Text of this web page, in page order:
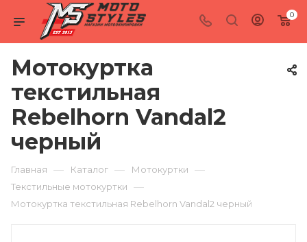
0
Мотокуртка
текстильная
Rebelhorn Vandal2
черный
Главная — Каталог — Мотокуртки —
Текстильные мотокуртки —
Мотокуртка текстильная Rebelhorn Vandal2 черный